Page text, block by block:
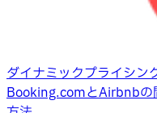
ダイナミックプライシン
Booking.comとAirbnbの